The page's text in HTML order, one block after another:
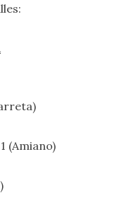
(Amiano)